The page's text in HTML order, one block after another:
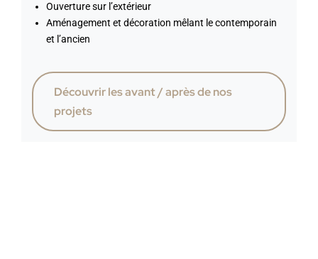
Ouverture sur l’extérieur
Aménagement et décoration mêlant le contemporain
et l’ancien
Découvrir les avant / après de nos
projets